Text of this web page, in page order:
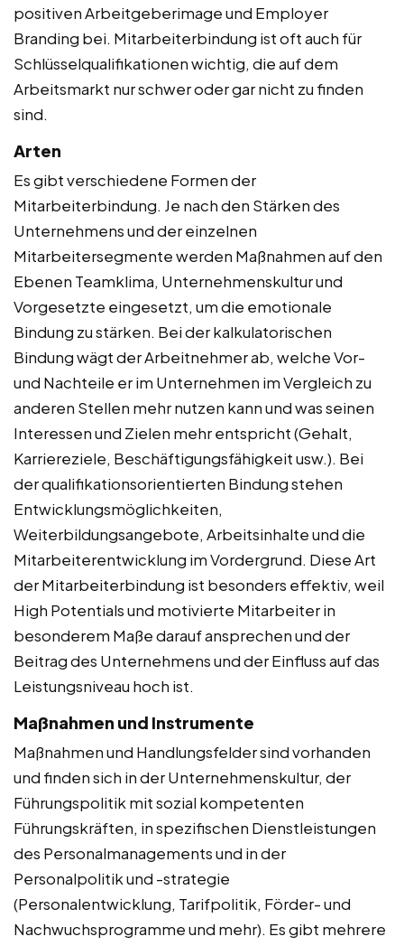
positiven Arbeitgeberimage und Employer
Branding bei. Mitarbeiterbindung ist oft auch für
Schlüsselqualifikationen wichtig, die auf dem
Arbeitsmarkt nur schwer oder gar nicht zu finden
sind.
Arten
Es gibt verschiedene Formen der
Mitarbeiterbindung. Je nach den Stärken des
Unternehmens und der einzelnen
Mitarbeitersegmente werden Maßnahmen auf den
Ebenen Teamklima, Unternehmenskultur und
Vorgesetzte eingesetzt, um die emotionale
Bindung zu stärken. Bei der kalkulatorischen
Bindung wägt der Arbeitnehmer ab, welche Vor-
und Nachteile er im Unternehmen im Vergleich zu
anderen Stellen mehr nutzen kann und was seinen
Interessen und Zielen mehr entspricht (Gehalt,
Karriereziele, Beschäftigungsfähigkeit usw.). Bei
der qualifikationsorientierten Bindung stehen
Entwicklungsmöglichkeiten,
Weiterbildungsangebote, Arbeitsinhalte und die
Mitarbeiterentwicklung im Vordergrund. Diese Art
der Mitarbeiterbindung ist besonders effektiv, weil
High Potentials und motivierte Mitarbeiter in
besonderem Maße darauf ansprechen und der
Beitrag des Unternehmens und der Einfluss auf das
Leistungsniveau hoch ist.
Maßnahmen und Instrumente
Maßnahmen und Handlungsfelder sind vorhanden
und finden sich in der Unternehmenskultur, der
Führungspolitik mit sozial kompetenten
Führungskräften, in spezifischen Dienstleistungen
des Personalmanagements und in der
Personalpolitik und -strategie
(Personalentwicklung, Tarifpolitik, Förder- und
Nachwuchsprogramme und mehr). Es gibt mehrere